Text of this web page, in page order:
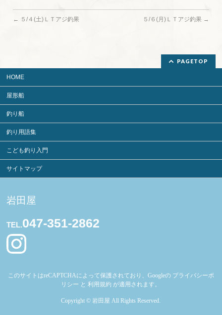
← ５/４(土)ＬＴアジ釣果 ５/６(月)ＬＴアジ釣果 →
PAGETOP
HOME
屋形船
釣り船
釣り用語集
こども釣り入門
サイトマップ
岩田屋
TEL.047-351-2862
このサイトはreCAPTCHAによって保護されており、Googleの プライバシーポ
リシー と利用規約 が適用されます。
Copyright ©岩田屋 All Rights Reserved.